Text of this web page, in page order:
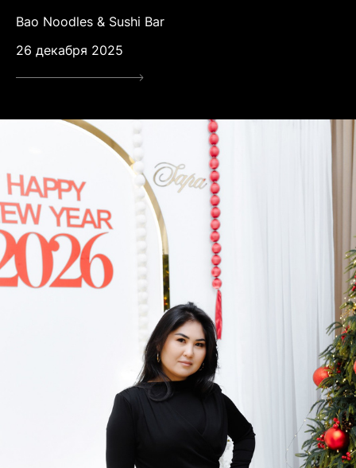
Bao Noodles & Sushi Bar
26 декабря 2025